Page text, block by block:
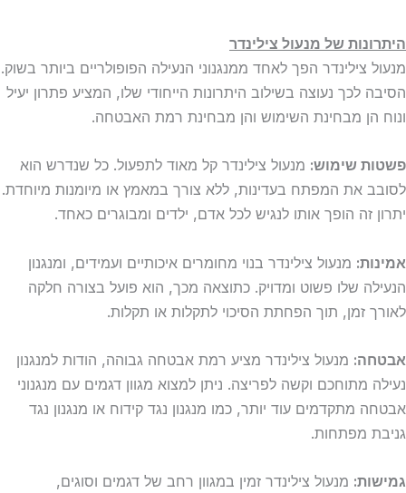
היתרונות של מנעול צילינדר
מנעול צילינדר הפך לאחד ממנגנוני הנעילה הפופולריים ביותר בשוק.
הסיבה לכך נעוצה בשילוב היתרונות הייחודי שלו, המציע פתרון יעיל
ונוח הן מבחינת השימוש והן מבחינת רמת האבטחה.
פשטות שימוש: מנעול צילינדר קל מאוד לתפעול. כל שנדרש הוא
לסובב את המפתח בעדינות, ללא צורך במאמץ או מיומנות מיוחדת.
יתרון זה הופך אותו לנגיש לכל אדם, ילדים ומבוגרים כאחד.
אמינות: מנעול צילינדר בנוי מחומרים איכותיים ועמידים, ומנגנון
הנעילה שלו פשוט ומדויק. כתוצאה מכך, הוא פועל בצורה חלקה
לאורך זמן, תוך הפחתת הסיכוי לתקלות או תקלות.
אבטחה: מנעול צילינדר מציע רמת אבטחה גבוהה, הודות למנגנון
נעילה מתוחכם וקשה לפריצה. ניתן למצוא מגוון דגמים עם מנגנוני
אבטחה מתקדמים עוד יותר, כמו מנגנון נגד קידוח או מנגנון נגד
גניבת מפתחות.
גמישות: מנעול צילינדר זמין במגוון רחב של דגמים וסוגים,